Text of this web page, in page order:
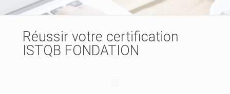
Réussir votre certification
ISTQB FONDATION